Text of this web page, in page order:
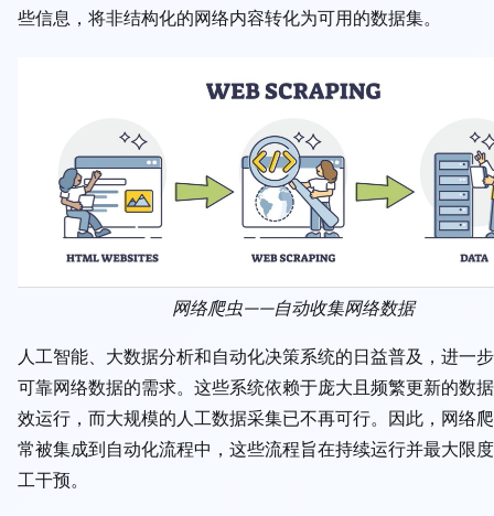
些信息，将非结构化的网络内容转化为可用的数据集。
网络爬虫——自动收集网络数据
人工智能、大数据分析和自动化决策系统的日益普及，进一
可靠网络数据的需求。这些系统依赖于庞大且频繁更新的数
效运行，而大规模的人工数据采集已不再可行。因此，网络
常被集成到自动化流程中，这些流程旨在持续运行并最大限
工干预。